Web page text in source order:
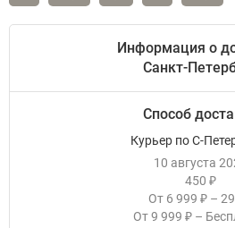
Информация о
Санкт-
Способ
Курьер по С-
10 августа
450 ₽
От 6 999 ₽ –
От 9 999 ₽ –